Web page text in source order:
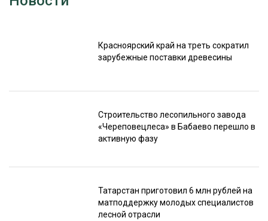
Красноярский край на треть сократил
зарубежные поставки древесины
Строительство лесопильного завода
«Череповецлеса» в Бабаево перешло в
активную фазу
Татарстан приготовил 6 млн рублей на
матподдержку молодых специалистов
лесной отрасли